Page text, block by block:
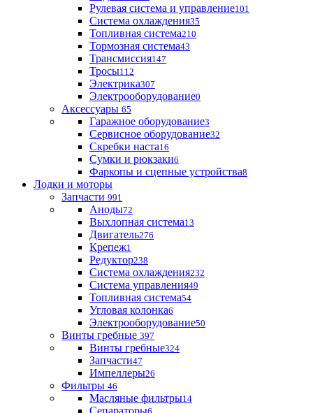
Рулевая система и управление101
Система охлаждения35
Топливная система210
Тормозная система43
Трансмиссия147
Тросы112
Электрика307
Электрооборудование0
Аксессуары 65
Гаражное оборудование3
Сервисное оборудование32
Скребки наста16
Сумки и рюкзаки6
Фаркопы и сцепные устройства8
Лодки и моторы
Запчасти 991
Аноды72
Выхлопная система13
Двигатель276
Крепеж1
Редуктор238
Система охлаждения232
Система управления49
Топливная система54
Угловая колонка6
Электрооборудование50
Винты гребные 397
Винты гребные324
Запчасти47
Импеллеры26
Фильтры 46
Масляные фильтры14
Сепараторы